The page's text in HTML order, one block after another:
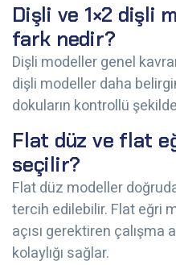
Dişli ve 1×2 dişli
fark nedir?
Dişli modeller genel
dişli modeller daha
dokuların kontrollü
Flat düz ve flat
seçilir?
Flat düz modeller
tercih edilebilir. Flat eğri
açısı gerektiren çalışma
kolaylığı sağlar.